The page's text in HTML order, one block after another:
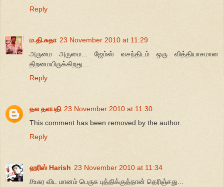
Reply
ம.தி.சுதா 23 November 2010 at 11:29
அருமை அருமை... ஜேம்ஸ் வசந்திடம் ஒரு வித்தியாசமான
திறமையிருக்கிறது....
Reply
தல தளபதி 23 November 2010 at 11:30
This comment has been removed by the author.
Reply
ஹரிஸ் Harish 23 November 2010 at 11:34
//உசுர விட மானம் பெருசு புத்திக்குத்தான் தெரிஞ்சது...